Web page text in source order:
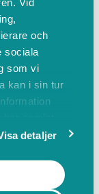
och
sociala
som vi
kan i sin tur
detaljer
hos
sker via
suveränt
i